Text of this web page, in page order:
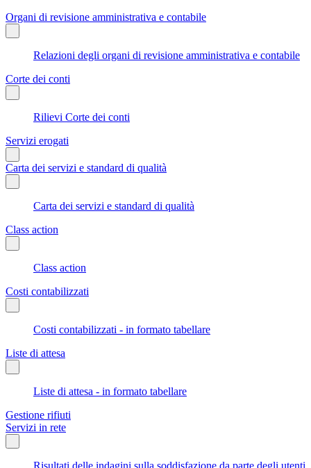
Organi di revisione amministrativa e contabile
Relazioni degli organi di revisione amministrativa e contabile
Corte dei conti
Rilievi Corte dei conti
Servizi erogati
Carta dei servizi e standard di qualità
Carta dei servizi e standard di qualità
Class action
Class action
Costi contabilizzati
Costi contabilizzati - in formato tabellare
Liste di attesa
Liste di attesa - in formato tabellare
Gestione rifiuti
Servizi in rete
Risultati delle indagini sulla soddisfazione da parte degli utenti